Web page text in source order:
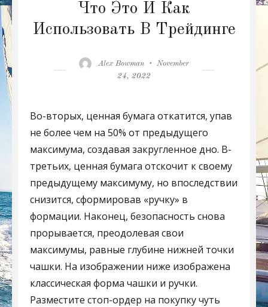
Что Это И Как
Использовать В Трейдинге
Author
Alex Bowman
Posted
November
24, 2022
Во-вторых, ценная бумага откатится, упав
не более чем на 50% от предыдущего
максимума, создавая закругленное дно. В-
третьих, ценная бумага отскочит к своему
предыдущему максимуму, но впоследствии
снизится, сформировав «ручку» в
формации. Наконец, безопасность снова
прорывается, преодолевая свои
максимумы, равные глубине нижней точки
чашки. На изображении ниже изображена
классическая форма чашки и ручки.
Разместите стоп-ордер на покупку чуть